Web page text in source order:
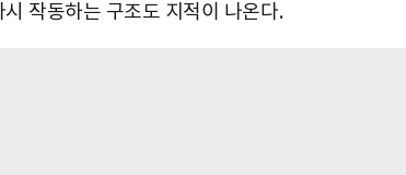
작동하는 구조도 지적이 나온다.